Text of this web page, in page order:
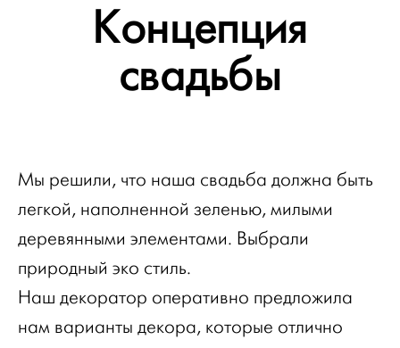
Концепция
свадьбы
Мы решили, что наша свадьба должна быть
легкой, наполненной зеленью, милыми
деревянными элементами. Выбрали
природный эко стиль.
Наш декоратор оперативно предложила
нам варианты декора, которые отлично